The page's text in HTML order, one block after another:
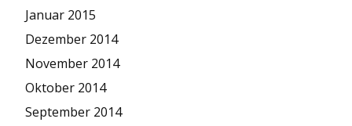
Januar 2015
Dezember 2014
November 2014
Oktober 2014
September 2014